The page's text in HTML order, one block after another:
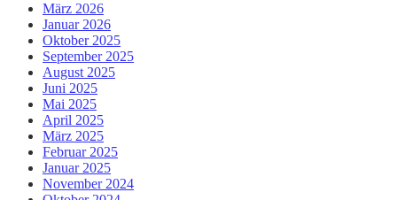
März 2026
Januar 2026
Oktober 2025
September 2025
August 2025
Juni 2025
Mai 2025
April 2025
März 2025
Februar 2025
Januar 2025
November 2024